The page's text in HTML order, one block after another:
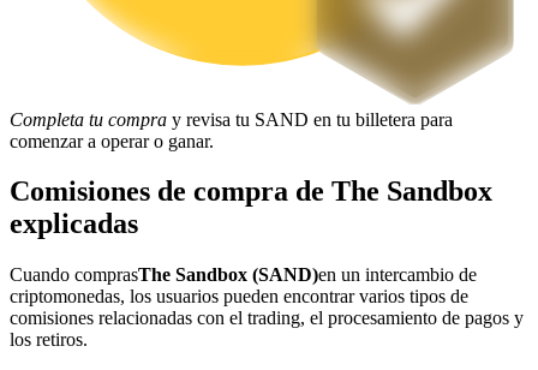
Inversiones exclusivas para titulares de BTR
Completa tu compra y revisa tu SAND en tu billetera para
comenzar a operar o ganar.
Comisiones de compra de The Sandbox
explicadas
Cuando comprasThe Sandbox (SAND)en un intercambio de
criptomonedas, los usuarios pueden encontrar varios tipos de
comisiones relacionadas con el trading, el procesamiento de pagos y
los retiros.